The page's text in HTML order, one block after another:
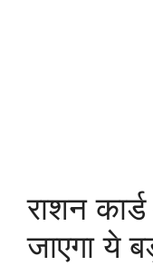
राशन
जाएगा ये